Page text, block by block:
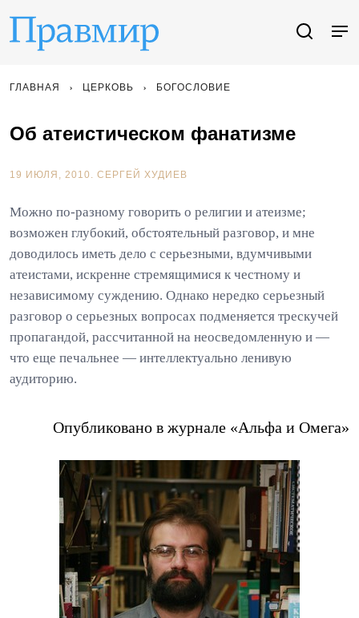
ГЛАВНАЯ ЦЕРКОВЬ БОГОСЛОВИЕ
Об атеистическом фанатизме
19 ИЮЛЯ, 2010. СЕРГЕЙ ХУДИЕВ
Можно по-разному говорить о религии и атеизме;
возможен глубокий, обстоятельный разговор, и мне
доводилось иметь дело с серьезными, вдумчивыми
атеистами, искренне стремящимися к честному и
независимому суждению. Однако нередко серьезный
разговор о серьезных вопросах подменяется трескучей
пропагандой, рассчитанной на неосведомленную и —
что еще печальнее — интеллектуально ленивую
аудиторию.
Опубликовано в журнале «Альфа и Омега»